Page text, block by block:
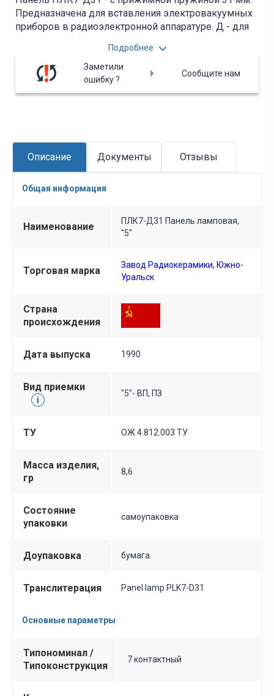
Предназначена для вставления электровакуумных
приборов в радиоэлектронной аппаратуре. Д - для
дополнительная информация находится во
вложении на товар, см. pdf - файл.
Подробнее
Заметили
ошибку ?
Сообщите нам
Описание Документы Отзывы
Общая информация
Наименование
ПЛК7-Д31 Панель ламповая,
"5"
Торговая марка
Завод Радиокерамики, Южно-
Уральск
Страна
происхождения
Дата выпуска 1990
Вид приемки
i
"5"- ВП, ПЗ
ТУ ОЖ 4.812.003 ТУ
Масса изделия,
гр
8,6
Состояние
упаковки
самоупаковка
Доупаковка бумага
Транслитерация Panel lamp PLK7-D31
Основные параметры
Типономинал /
Типоконструкция
7 контактный